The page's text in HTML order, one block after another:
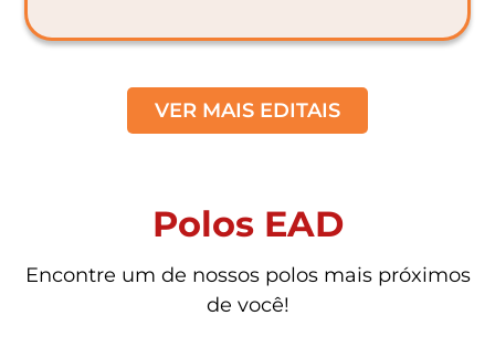
VER MAIS EDITAIS
Polos EAD
Encontre um de nossos polos mais próximos
de você!